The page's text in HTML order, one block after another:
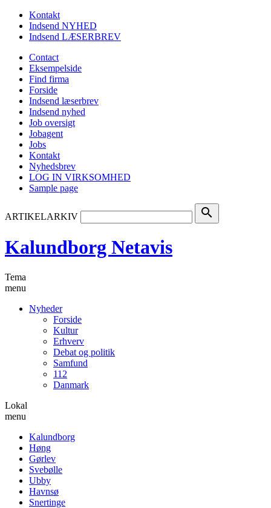
Kontakt
Indsend NYHED
Indsend LÆSERBREV
Contact
Eksempelside
Find firma
Forside
Indsend læserbrev
Indsend nyhed
Job oversigt
Jobagent
Jobs
Kontakt
Nyhedsbrev
LOG IN VIRKSOMHED
Sample page
ARTIKELARKIV search
Kalundborg Netavis
Tema
menu
Nyheder
Forside
Kultur
Erhverv
Debat og politik
Samfund
112
Danmark
Lokal
menu
Kalundborg
Høng
Gørlev
Svebølle
Ubby
Havnsø
Snertinge